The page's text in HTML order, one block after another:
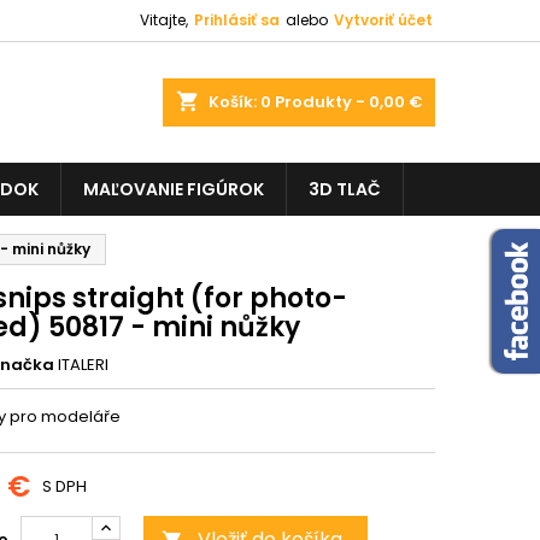
Vitajte, Prihlásiť sa alebo Vytvoriť účet
shopping_cart Košík: 0 Produkty - 0,00 €
MAĽOVANIE FIGÚROK 3D TLAČ
mini nůžky
straight (for photo-
50817 - mini nůžky
ITALERI
pro modeláře
€ S DPH